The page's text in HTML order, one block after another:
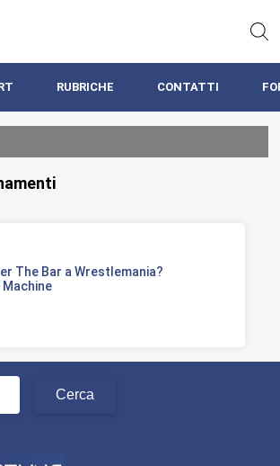
RUBRICHE CONTATTI
The Bar a Wrestlemania?
Machine